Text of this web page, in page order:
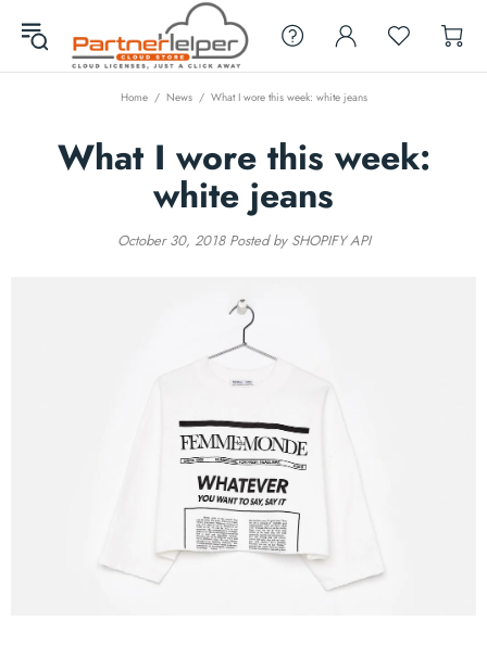
Home News What I wore this week: white jeans
What I wore this week:
white jeans
October 30, 2018Posted by SHOPIFY API